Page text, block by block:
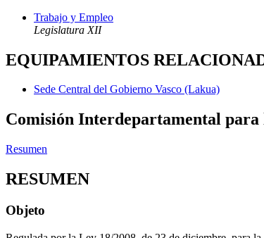
Trabajo y Empleo
Legislatura XII
EQUIPAMIENTOS
Sede Central del Gobierno Vasco (Lakua)
Comisión Interdepartamental para
Resumen
RESUMEN
Objeto